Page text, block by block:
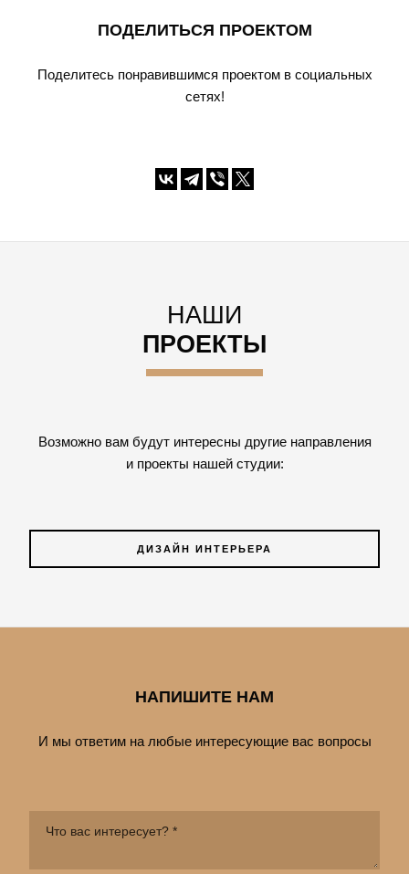
ПОДЕЛИТЬСЯ ПРОЕКТОМ
Поделитесь понравившимся проектом в социальных
сетях!
НАШИ
ПРОЕКТЫ
Возможно вам будут интересны другие направления
и проекты нашей студии:
ДИЗАЙН ИНТЕРЬЕРА
НАПИШИТЕ НАМ
И мы ответим на любые интересующие вас вопросы